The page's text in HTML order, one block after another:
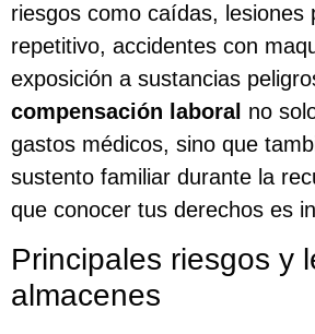
riesgos como caídas, lesiones
repetitivo, accidentes con
exposición a sustancias
compensación laboral no
gastos médicos, sino que
sustento familiar durante la
que conocer tus derechos es
Principales riesgos y
almacenes